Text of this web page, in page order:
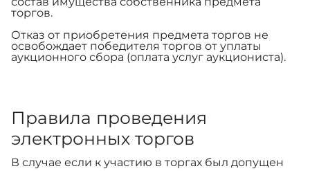
торгов.
Отказ от приобретения предмета торгов не
освобождает победителя торгов от уплаты
аукционного сбора (оплата услуг аукциониста).
Правила проведения
электронных торгов
В случае если к участию в торгах был допущен